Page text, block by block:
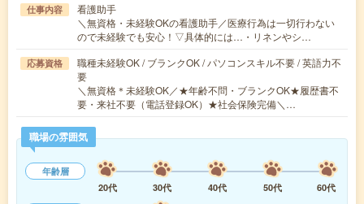
仕事内容
看護助手
＼無資格・未経験OKの看護助手／医療行為は一切行わない
ので未経験でも安心！▽具体的には…・リネンやシ…
応募資格
職種未経験OK / ブランクOK / パソコンスキル不要 / 英語力不
要
＼無資格＊未経験OK／★年齢不問・ブランクOK★履歴書不
要・来社不要（電話登録OK）★社会保険完備＼…
職場の雰囲気
年齢層
20代
30代 40代 50代
60代